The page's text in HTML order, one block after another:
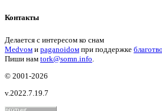
Контакты
Делается с интересом ко снам
Medvом и paganoidом при поддержке
Пиши нам tork@somn.info
© 2001-2026
v.2022.7.19.7